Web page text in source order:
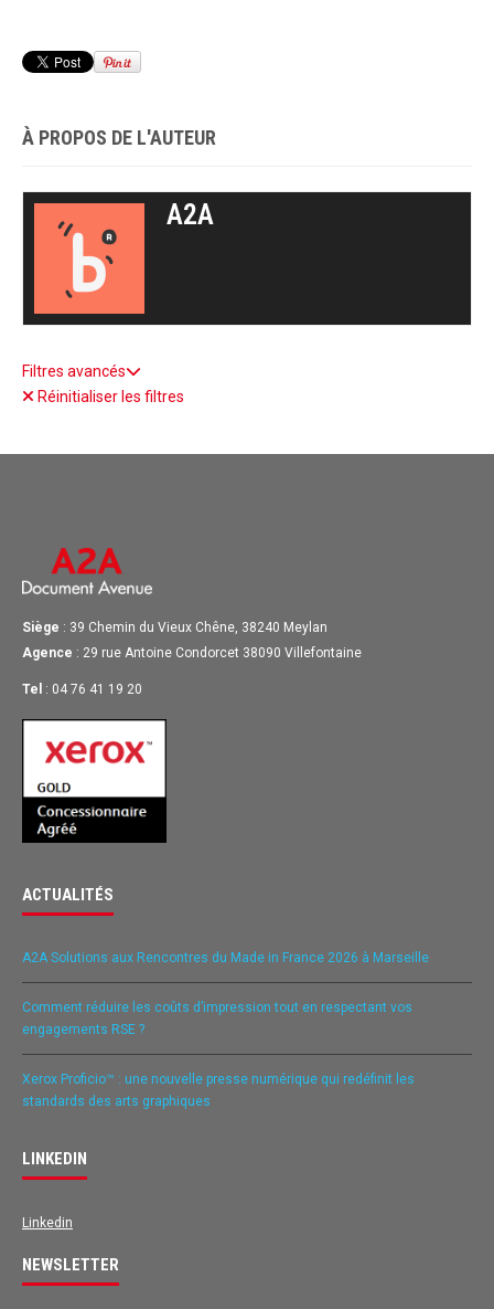
À PROPOS DE L'AUTEUR
A2A
Filtres avancés
Réinitialiser les filtres
Siège : 39 Chemin du Vieux Chêne, 38240 Meylan
Agence : 29 rue Antoine Condorcet 38090 Villefontaine
Tel : 04 76 41 19 20
ACTUALITÉS
A2A Solutions aux Rencontres du Made in France 2026 à Marseille
Comment réduire les coûts d’impression tout en respectant vos
engagements RSE ?
Xerox Proficio™ : une nouvelle presse numérique qui redéfinit les
standards des arts graphiques
LINKEDIN
Linkedin
NEWSLETTER